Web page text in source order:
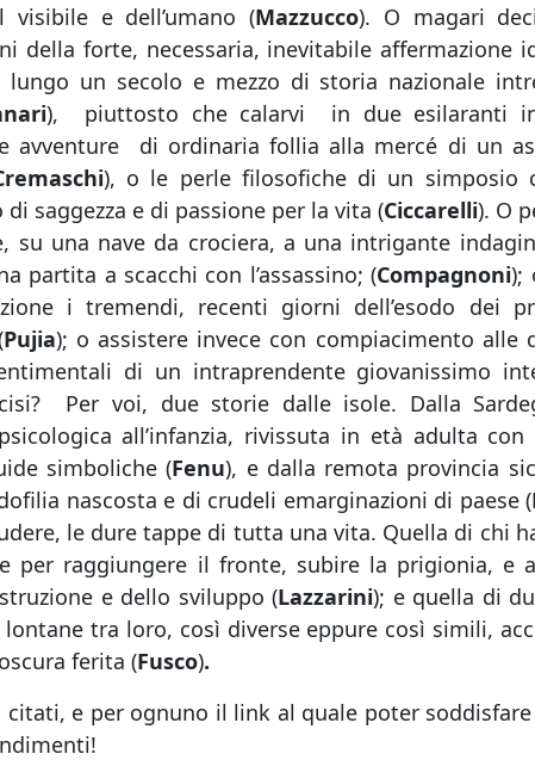
e dell’umano (Mazzucco). O magari
della forte, necessaria, inevitabile affermazione
un secolo e mezzo di storia nazionale
), piuttosto che calarvi in due esilaranti
avventure di ordinaria follia alla mercé di un
), o le perle filosofiche di un simposio
saggezza e di passione per la vita (Ciccarelli). O
su una nave da crociera, a una intrigante
partita a scacchi con l’assassino; (Compagnoni);
i tremendi, recenti giorni dell’esodo dei
Pujia); o assistere invece con compiacimento alle
di un intraprendente giovanissimo
Per voi, due storie dalle isole. Dalla
all’infanzia, rivissuta in età adulta con
simboliche (Fenu), e dalla remota provincia
nascosta e di crudeli emarginazioni di paese (
le dure tappe di tutta una vita. Quella di chi
per raggiungere il fronte, subire la prigionia, e
e dello sviluppo (Lazzarini); e quella di
tra loro, così diverse eppure così simili,
ferita (Fusco).
e per ognuno il link al quale poter